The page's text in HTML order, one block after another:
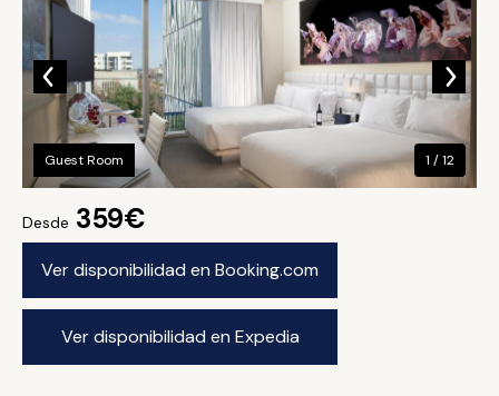
Desde 359€
Ver disponibilidad en Booking.com
Ver disponibilidad en Expedia
Guest Room 1 / 12